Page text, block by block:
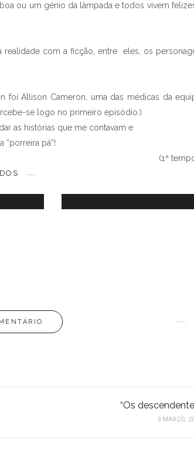
ou um génio da lâmpada e todos vivem
realidade com a ficção, entre eles, os
foi Allison Cameron, uma das médicas da
se logo no primeiro episódio.)
as histórias que me contavam e
“porreira pá”!
(1ª
na
Os novatos das
“Os
3 MARÇO,